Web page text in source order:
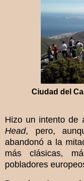
Ciudad del
Hizo un intento de
Head, pero,
abandonó a la
más clásicas,
pobladores